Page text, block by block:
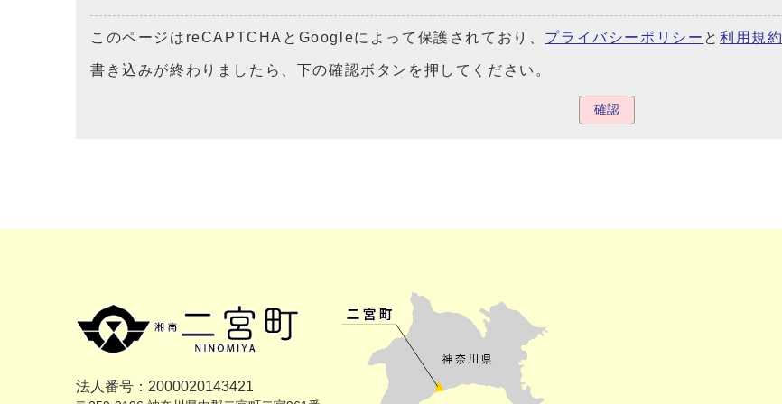
このページはreCAPTCHAとGoogleによって保護されており、 プライバシーポリシー と利用規約
書き込みが終わりましたら、下の確認ボタンを押してください。
確認
法人番号：2000020143421